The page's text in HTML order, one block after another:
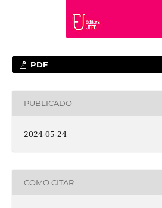
PDF
PUBLICADO
2024-05-24
COMO CITAR